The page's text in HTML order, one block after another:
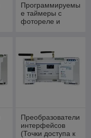
Программируемы
е таймеры с
фотореле и
Преобразователи
интерфейсов
(Точки доступа к